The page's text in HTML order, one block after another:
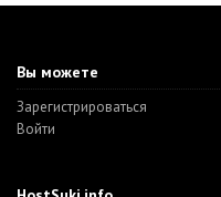
Вы можете
Зарегистрироваться
Войти